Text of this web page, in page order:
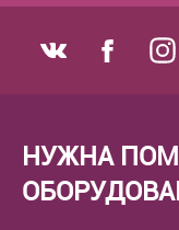
НУЖНА